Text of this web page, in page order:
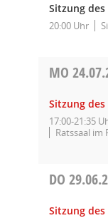
Sitzung
20:00 Uhr
MO
Sitzung
17:00-21:35
Ratssaal
DO
Sitzung